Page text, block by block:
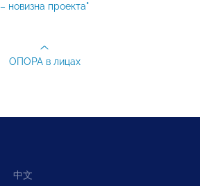
– новизна проекта"
ОПОРА в лицах
中文